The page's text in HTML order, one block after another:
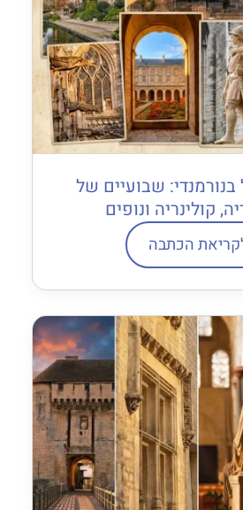
בנורמנדי: שבועיים של
קולינריה ונופים
הכתבה